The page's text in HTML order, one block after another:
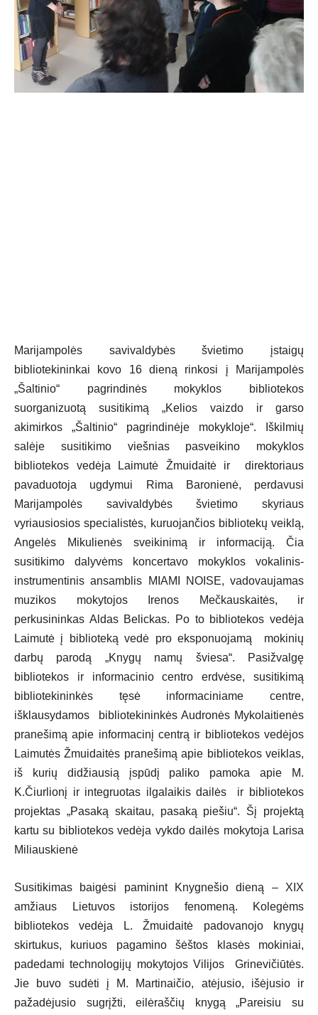
Marijampolės savivaldybės švietimo įstaigų
bibliotekininkai kovo 16 dieną rinkosi į Marijampolės
„Šaltinio“ pagrindinės mokyklos bibliotekos
suorganizuotą susitikimą „Kelios vaizdo ir garso
akimirkos „Šaltinio“ pagrindinėje mokykloje“. Iškilmių
salėje susitikimo viešnias pasveikino mokyklos
bibliotekos vedėja Laimutė Žmuidaitė ir direktoriaus
pavaduotoja ugdymui Rima Baronienė, perdavusi
Marijampolės savivaldybės švietimo skyriaus
vyriausiosios specialistės, kuruojančios bibliotekų veiklą,
Angelės Mikulienės sveikinimą ir informaciją. Čia
susitikimo dalyvėms koncertavo mokyklos vokalinis-
instrumentinis ansamblis MIAMI NOISE, vadovaujamas
muzikos mokytojos Irenos Mečkauskaitės, ir
perkusininkas Aldas Belickas. Po to bibliotekos vedėja
Laimutė į biblioteką vedė pro eksponuojamą mokinių
darbų parodą „Knygų namų šviesa“. Pasižvalgę
bibliotekos ir informacinio centro erdvėse, susitikimą
bibliotekininkės tęsė informaciniame centre,
išklausydamos bibliotekininkės Audronės Mykolaitienės
pranešimą apie informacinį centrą ir bibliotekos vedėjos
Laimutės Žmuidaitės pranešimą apie bibliotekos veiklas,
iš kurių didžiausią įspūdį paliko pamoka apie M.
K.Čiurlionį ir integruotas ilgalaikis dailės ir bibliotekos
projektas „Pasaką skaitau, pasaką piešiu“. Šį projektą
kartu su bibliotekos vedėja vykdo dailės mokytoja Larisa
Miliauskienė
Susitikimas baigėsi paminint Knygnešio dieną – XIX
amžiaus Lietuvos istorijos fenomeną. Kolegėms
bibliotekos vedėja L. Žmuidaitė padovanojo knygų
skirtukus, kuriuos pagamino šėštos klasės mokiniai,
padedami technologijų mokytojos Vilijos Grinevičiūtės.
Jie buvo sudėti į M. Martinaičio, atėjusio, išėjusio ir
pažadėjusio sugrįžti, eilėraščių knygą „Pareisiu su